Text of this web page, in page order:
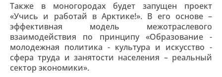
Также в моногородах будет запущен проект
«Учись и работай в Арктике!». В его основе –
эффективная модель межотраслевого
взаимодействия по принципу «Образование -
молодежная политика - культура и искусство -
сфера труда и занятости населения – реальный
сектор экономики».